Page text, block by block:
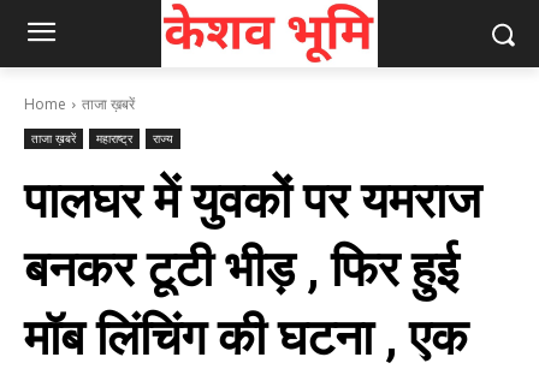
Home ताजा ख़बरें
ताजा ख़बरें महाराष्ट्र राज्य
पालघर में युवकों पर यमराज
बनकर टूटी भीड़ , फिर हुई
मॉब लिंचिंग की घटना , एक